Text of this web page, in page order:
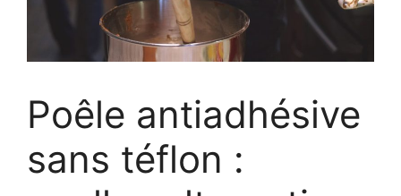
Poêle antiadhésive
sans téflon :